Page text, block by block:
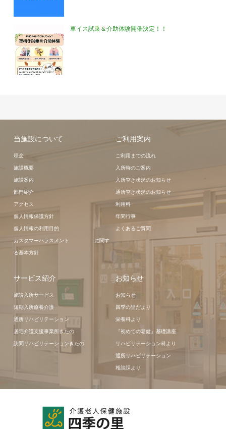
車イス試乗＆介助体験開催決定！！
当施設について
理念
施設概要
施設案内
部門紹介
アクセス
個人情報保護方針
個人情報の利用目的
カスタマーハラスメント に関す
る基本方針
ご利用案内
ご利用までの流れ
入所時のご案内
入所空き状況のお知らせ
通所空き状況のお知らせ
利用料
年間行事
よくあるご質問
サービス紹介
施設入所サービス
短期入所療養介護
通所リハビリテーション
居宅介護支援事業所きたの
訪問リハビリテーションきたの
お知らせ
お知らせ
四季の里だより
栄養科より
『初めての老健』基礎講座
リハビリテーション科より
通所リハビリテーション
相談課より